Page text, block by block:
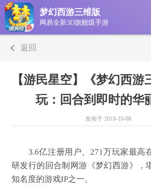
梦幻西游三维版
网易全新3D旗舰级手游
返回
【游民星空】《梦幻西游
玩：回合到即时的华
发布于 2019-10-08
3.6亿注册用户、271万玩家最高
研发行的回合制网游《梦幻西游》，
知名度的游戏IP之一。